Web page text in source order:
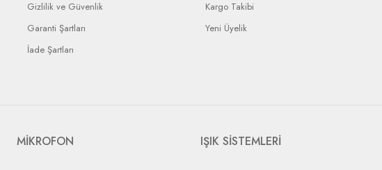
Gizlilik ve Güvenlik
Garanti Şartları
İade Şartları
Kargo Takibi
Yeni Üyelik
MİKROFON IŞIK SİSTEMLERİ